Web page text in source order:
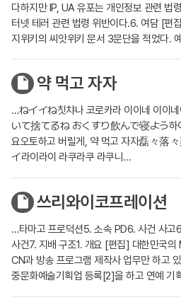
다하지만 IP, UA 유포는 개인정보 관련 법
터넷 테러 관련 법령 위반이다.6. 여담 [
지위키의 씨앗위키 문서 3문단을 적었다.
약 먹고 자자
…ねイイね칫챠나 코로카라 이이네 이이
いて捨てるね おくすり飲んで寝よう하
요오토하고 버릴게, 약 먹고 자자磊々落
イ라이라이 라쿠라쿠 라쿠니…
쓰리와이코프레이션
…타마고 프로덕션5. 소속 PD6. 사건 사고
사건7. 지배 구조1. 개요 [편집] 대한민국
CN과 방송 프로그램 제작사 업무만 하고
중문화예술기획업 등록[2]을 하고 연예